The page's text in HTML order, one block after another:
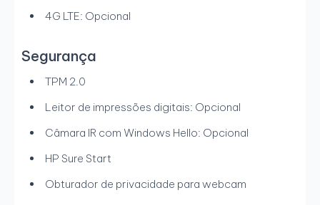
4G LTE: Opcional
Segurança
TPM 2.0
Leitor de impressões digitais: Opcional
Câmara IR com Windows Hello: Opcional
HP Sure Start
Obturador de privacidade para webcam